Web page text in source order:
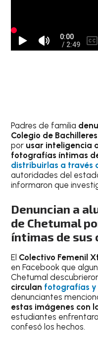
Padres de familia
Colegio de
por usar inteligencia
fotografías íntimas
distribuirlas a través
autoridades del
informaron que
Denuncian a
de Chetumal
íntimas de sus
El Colectivo Femenil
en Facebook que
Chetumal
circulan fotografías y
denunciantes
estas imágenes con
estudiantes
confesó los hechos.